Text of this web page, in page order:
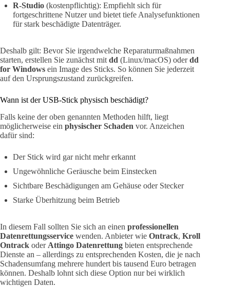
R-Studio (kostenpflichtig): Empfiehlt sich für
fortgeschrittene Nutzer und bietet tiefe Analysefunktionen
für stark beschädigte Datenträger.
Deshalb gilt: Bevor Sie irgendwelche Reparaturmaßnahmen
starten, erstellen Sie zunächst mit dd (Linux/macOS) oderdd
for Windows ein Image des Sticks. So können Sie jederzeit
auf den Ursprungszustand zurückgreifen.
Wann ist der USB-Stick physisch beschädigt?
Falls keine der oben genannten Methoden hilft, liegt
möglicherweise ein physischer Schaden vor. Anzeichen
dafür sind:
Der Stick wird gar nicht mehr erkannt
Ungewöhnliche Geräusche beim Einstecken
Sichtbare Beschädigungen am Gehäuse oder Stecker
Starke Überhitzung beim Betrieb
In diesem Fall sollten Sie sich an einen professionellen
Datenrettungsservice wenden. Anbieter wie Ontrack, Kroll
Ontrack oder Attingo Datenrettung bieten entsprechende
Dienste an – allerdings zu entsprechenden Kosten, die je nach
Schadensumfang mehrere hundert bis tausend Euro betragen
können. Deshalb lohnt sich diese Option nur bei wirklich
wichtigen Daten.